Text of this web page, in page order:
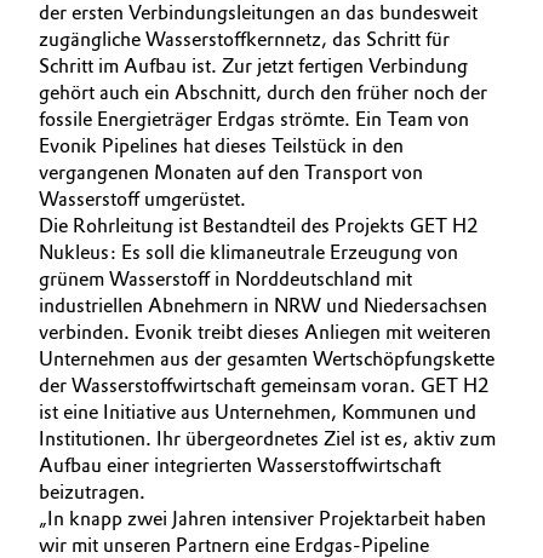
Consumer Goods & Lifestyle
Electronics & Telecommunications
Energy, Environment & Utilities
Food & Beverage
Green Hydrogen
Home Care & Cleaning
Industrial Manufacturing & Machinery
Lubricants & Lubricant Additives
Medical Devices
Governance & Compliance
Allgemeine Verkaufs- und Lieferbedingungen
(AVB)
Business Lines
Karriere
Investor Relations
Medien
der ersten Verbindungsleitungen an das bundesweit
zugängliche Wasserstoffkernnetz, das Schritt für
Schritt im Aufbau ist. Zur jetzt fertigen Verbindung
gehört auch ein Abschnitt, durch den früher noch der
fossile Energieträger Erdgas strömte. Ein Team von
Evonik Pipelines hat dieses Teilstück in den
vergangenen Monaten auf den Transport von
Wasserstoff umgerüstet.
Die Rohrleitung ist Bestandteil des Projekts GET H2
Nukleus: Es soll die klimaneutrale Erzeugung von
grünem Wasserstoff in Norddeutschland mit
industriellen Abnehmern in NRW und Niedersachsen
verbinden. Evonik treibt dieses Anliegen mit weiteren
Unternehmen aus der gesamten Wertschöpfungskette
der Wasserstoffwirtschaft gemeinsam voran. GET H2
ist eine Initiative aus Unternehmen, Kommunen und
Institutionen. Ihr übergeordnetes Ziel ist es, aktiv zum
Aufbau einer integrierten Wasserstoffwirtschaft
beizutragen.
„In knapp zwei Jahren intensiver Projektarbeit haben
wir mit unseren Partnern eine Erdgas-Pipeline